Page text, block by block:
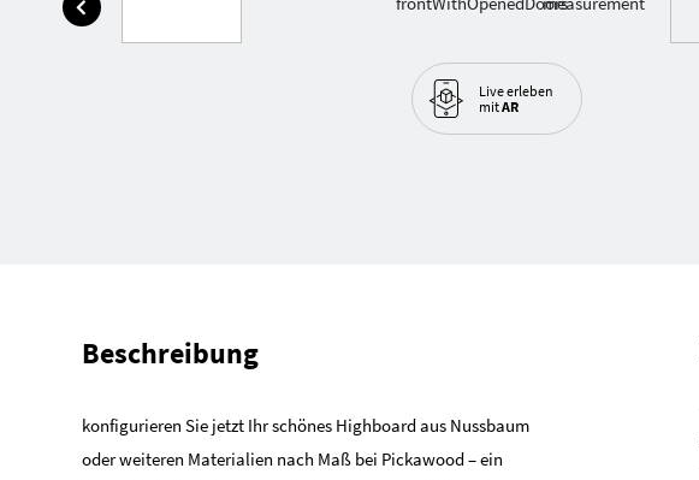
Live erleben
mitAR
Beschreibung
konfigurieren Sie jetzt Ihr schönes Highboard aus Nussbaum
oder weiteren Materialien nach Maß bei Pickawood – ein